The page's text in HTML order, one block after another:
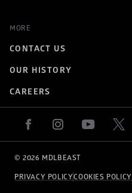
MORE
CONTACT US
OUR HISTORY
CAREERS
© 2026 MDLBEAST
PRIVACY POLICYCOOKIES POLICY